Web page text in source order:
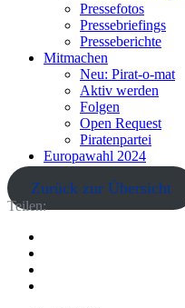
Pressefotos
Pressebriefings
Presseberichte
Mitmachen
Neu: Pirat-o-mat
Aktiv werden
Folgen
Open Request
Piratenpartei
Europawahl 2024
Zurück zur Übersicht
Teilen: